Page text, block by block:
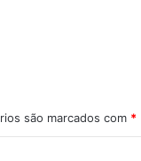
são marcados com *